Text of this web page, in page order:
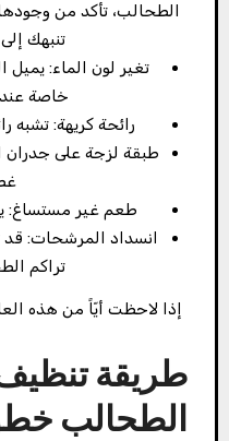
الطحالب، تأكد من
تنبهك
تغير لون الماء: يميل
خاصة
رائحة كريهة: تشبه
طبقة لزجة على جدران
طعم غير مستساغ:
انسداد المرشحات:
تراكم
إذا لاحظت أيّاً من هذه
طريقة
الطحالب